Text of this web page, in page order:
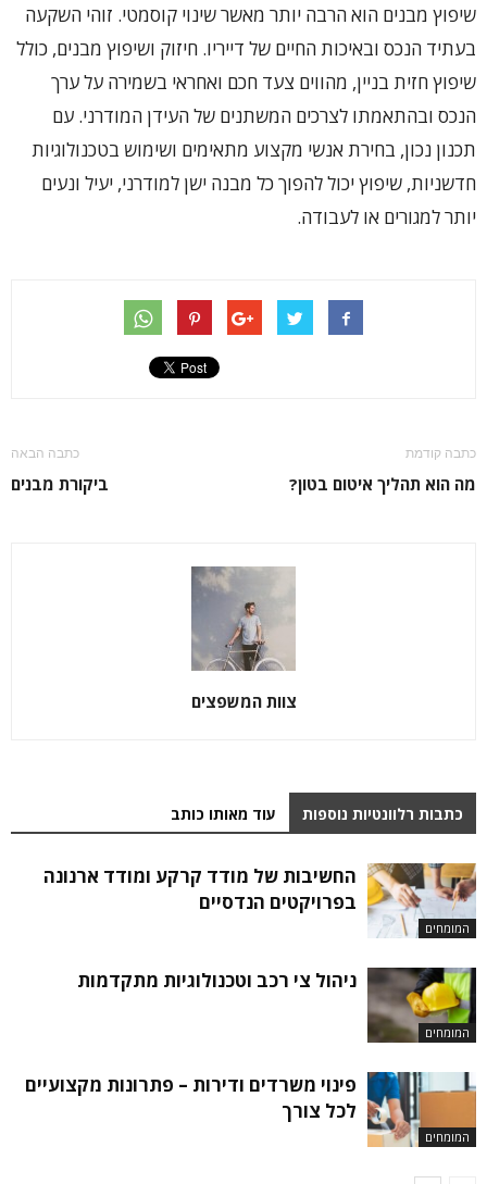
שיפוץ מבנים הוא הרבה יותר מאשר שינוי קוסמטי. זוהי השקעה
בעתיד הנכס ובאיכות החיים של דייריו. חיזוק ושיפוץ מבנים, כולל
שיפוץ חזית בניין, מהווים צעד חכם ואחראי בשמירה על ערך
הנכס ובהתאמתו לצרכים המשתנים של העידן המודרני. עם
תכנון נכון, בחירת אנשי מקצוע מתאימים ושימוש בטכנולוגיות
חדשניות, שיפוץ יכול להפוך כל מבנה ישן למודרני, יעיל ונעים
יותר למגורים או לעבודה.
כתבה קודמת
מה הוא תהליך איטום בטון?
כתבה הבאה
ביקורת מבנים
צוות המשפצים
כתבות רלוונטיות נוספות עוד מאותו כותב
המומחים
החשיבות של מודד קרקע ומודד ארנונה
בפרויקטים הנדסיים
המומחים
ניהול צי רכב וטכנולוגיות מתקדמות
המומחים
פינוי משרדים ודירות – פתרונות מקצועיים
לכל צורך